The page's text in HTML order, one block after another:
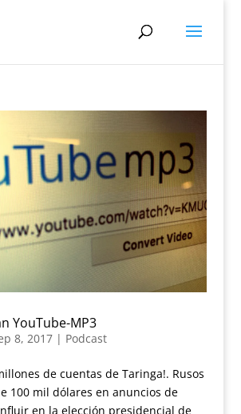
YouTube-MP3
8, 2017| Podcast
de cuentas de Taringa!. Rusos
100 mil dólares en anuncios de
en la elección presidencial de